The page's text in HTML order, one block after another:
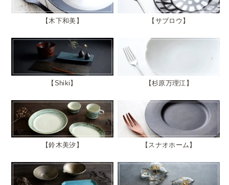
木下和美 サブロウ
Shiki 杉原万理江
鈴木美汐 スナオホーム